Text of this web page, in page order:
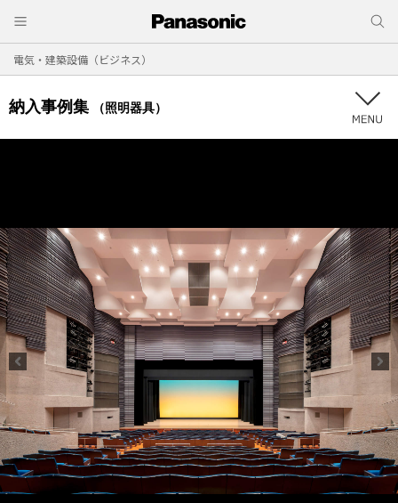
電気・建築設備（ビジネス）
納入事例集 （照明器具）